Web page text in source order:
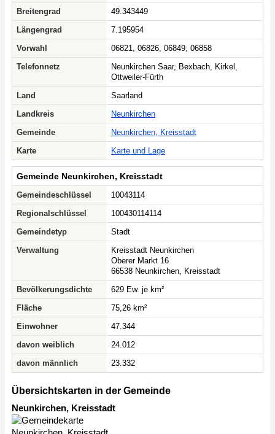
Breitengrad
49.343449
Längengrad
7.195954
Vorwahl
06821, 06826, 06849, 06858
Telefonnetz
Neunkirchen Saar, Bexbach, Kirkel,
Ottweiler-Fürth
Land
Saarland
Landkreis
Neunkirchen
Gemeinde
Neunkirchen, Kreisstadt
Karte
Karte und Lage
Gemeinde Neunkirchen, Kreisstadt
Gemeindeschlüssel
10043114
Regionalschlüssel
100430114114
Gemeindetyp
Stadt
Verwaltung
Kreisstadt Neunkirchen
Oberer Markt 16
66538 Neunkirchen, Kreisstadt
Bevölkerungsdichte
629 Ew. je km²
Fläche
75,26 km²
Einwohner
47.344
davon weiblich
24.012
davon männlich
23.332
Übersichtskarten in der Gemeinde
Neunkirchen, Kreisstadt